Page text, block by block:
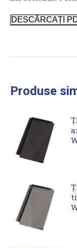
DESCĂRCAȚI
Produse